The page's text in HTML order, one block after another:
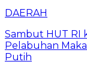
DAERAH
Sambut HUT RI
Pelabuhan
Putih